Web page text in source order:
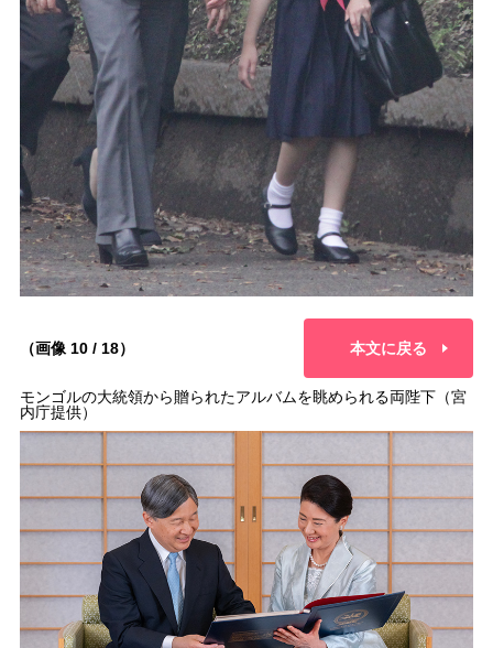
（画像 10 / 18） 本文に戻る
モンゴルの大統領から贈られたアルバムを眺められる両陛下（宮
内庁提供）